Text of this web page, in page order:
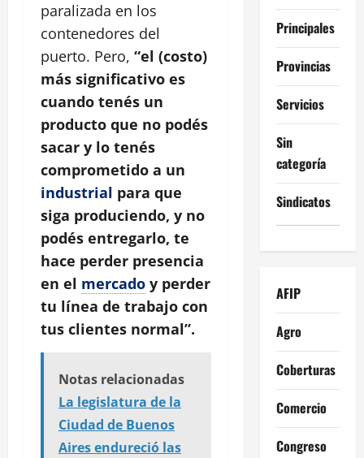
paralizada en los
contenedores del
puerto. Pero, “el (costo)
más significativo es
cuando tenés un
producto que no podés
sacar y lo tenés
comprometido a un
industrial para que
siga produciendo, y no
podés entregarlo, te
hace perder presencia
en el mercado y perder
tu línea de trabajo con
tus clientes normal”.
Notas relacionadas
La legislatura de la
Ciudad de Buenos
Aires endureció las
Principales
Provincias
Servicios
Sin
categoría
Sindicatos
AFIP
Agro
Coberturas
Comercio
Congreso